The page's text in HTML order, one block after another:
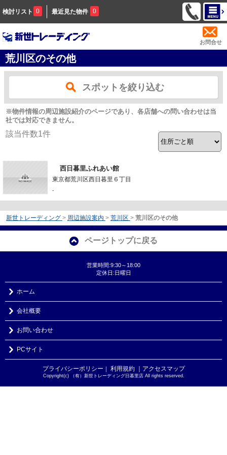
検討リスト 0 最近見た物件 0
お問合せ
荒川区のその他
スポットを絞り込む
※物件情報の周辺施設紹介のページであり、各店舗への問い合わせは当
社では対応できません。
該当件数1件
西日暮里ふれあい館
東京都荒川区西日暮里６丁目
-
新世トレーディング > 周辺施設案内 > 荒川区 > 荒川区のその他
ページトップに戻る
営業時間:9:30～18:00
定休日:日曜日
ホーム
会社概要
お問い合わせ
PCサイト
プライバシーポリシー ｜ 利用規約 ｜アクセスマップ
Copyright(c) （有）新世トレーディング日暮里店 All rights reserved.